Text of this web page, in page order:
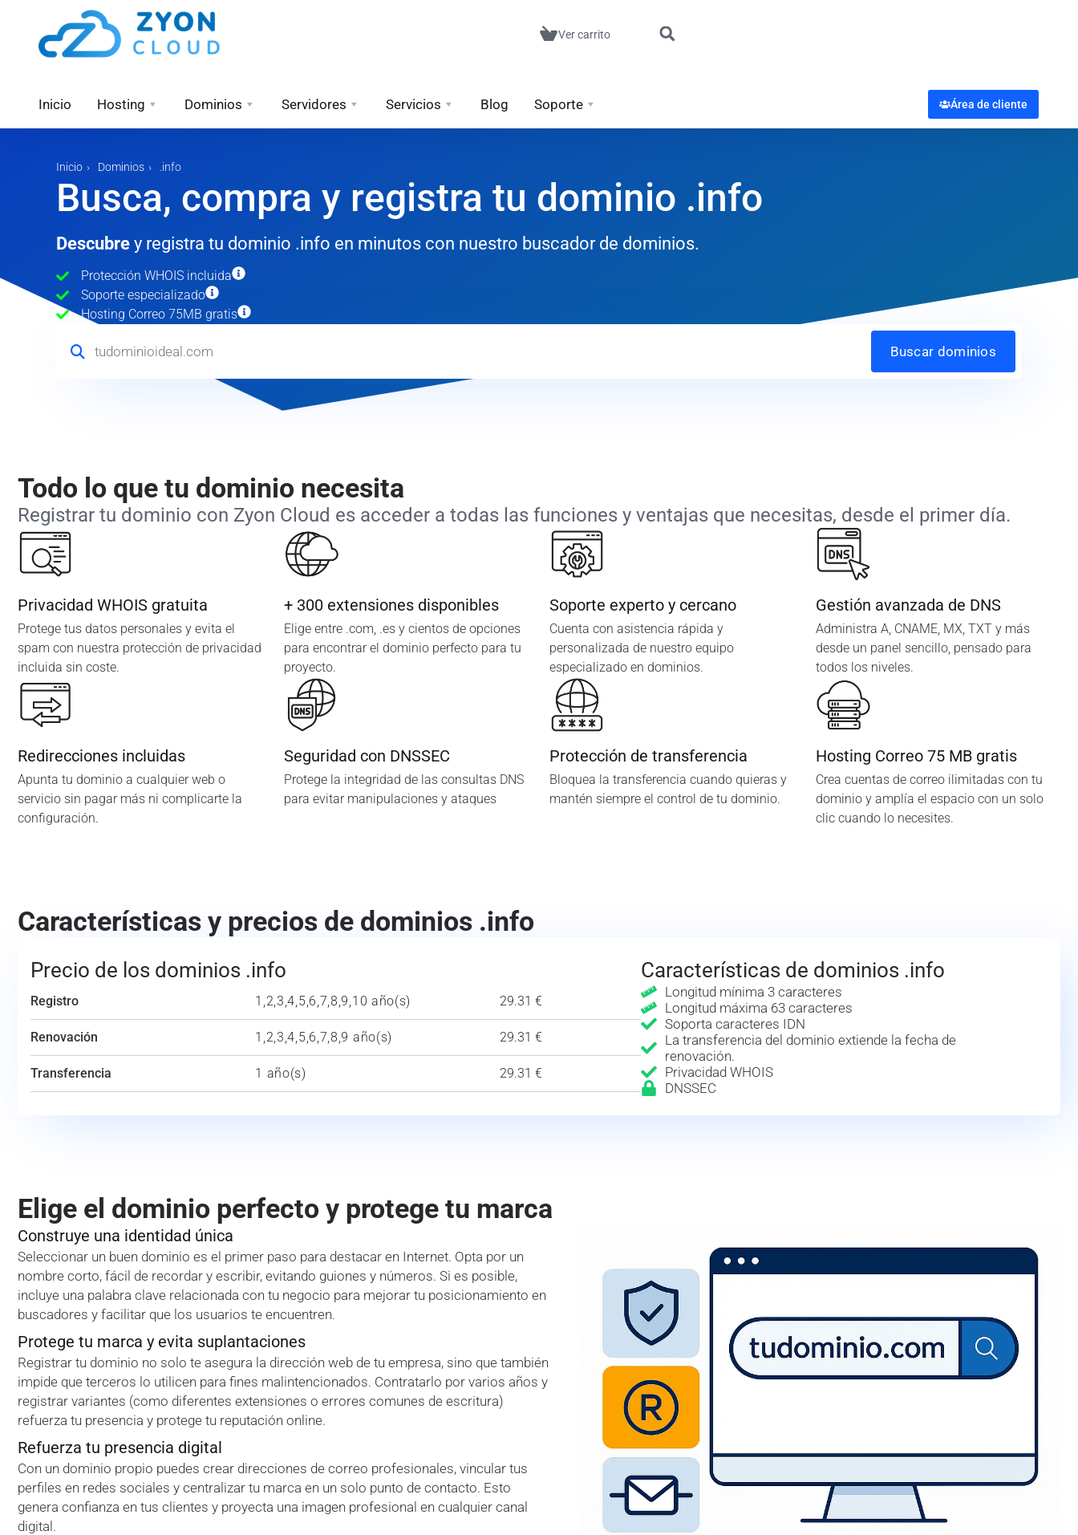
Ver carrito
Inicio Hosting Dominios Servidores Servicios Blog Soporte Área de cliente
Inicio Dominios .info
Busca, compra y registra tu dominio .info
Descubre y registra tu dominio .info en minutos con nuestro buscador de dominios.
Protección WHOIS incluida
Soporte especializado
Hosting Correo 75MB gratis
Buscar dominios
Todo lo que tu dominio necesita
Registrar tu dominio con Zyon Cloud es acceder a todas las funciones y ventajas que necesitas, desde el primer día.
Privacidad WHOIS gratuita
Protege tus datos personales y evita el
spam con nuestra protección de privacidad
incluida sin coste.
+ 300 extensiones disponibles
Elige entre .com, .es y cientos de opciones
para encontrar el dominio perfecto para tu
proyecto.
Soporte experto y cercano
Cuenta con asistencia rápida y
personalizada de nuestro equipo
especializado en dominios.
Gestión avanzada de DNS
Administra A, CNAME, MX, TXT y más
desde un panel sencillo, pensado para
todos los niveles.
Redirecciones incluidas
Apunta tu dominio a cualquier web o
servicio sin pagar más ni complicarte la
configuración.
Seguridad con DNSSEC
Protege la integridad de las consultas DNS
para evitar manipulaciones y ataques
Protección de transferencia
Bloquea la transferencia cuando quieras y
mantén siempre el control de tu dominio.
Hosting Correo 75 MB gratis
Crea cuentas de correo ilimitadas con tu
dominio y amplía el espacio con un solo
clic cuando lo necesites.
Características y precios de dominios .info
Precio de los dominios .info
Registro 1,2,3,4,5,6,7,8,9,10 año(s) 29.31 €
Renovación 1,2,3,4,5,6,7,8,9 año(s) 29.31 €
Transferencia 1 año(s) 29.31 €
Características de dominios .info
Longitud mínima 3 caracteres
Longitud máxima 63 caracteres
Soporta caracteres IDN
La transferencia del dominio extiende la fecha de
renovación.
Privacidad WHOIS
DNSSEC
Elige el dominio perfecto y protege tu marca
Construye una identidad única
Seleccionar un buen dominio es el primer paso para destacar en Internet. Opta por un
nombre corto, fácil de recordar y escribir, evitando guiones y números. Si es posible,
incluye una palabra clave relacionada con tu negocio para mejorar tu posicionamiento en
buscadores y facilitar que los usuarios te encuentren.
Protege tu marca y evita suplantaciones
Registrar tu dominio no solo te asegura la dirección web de tu empresa, sino que también
impide que terceros lo utilicen para fines malintencionados. Contratarlo por varios años y
registrar variantes (como diferentes extensiones o errores comunes de escritura)
refuerza tu presencia y protege tu reputación online.
Refuerza tu presencia digital
Con un dominio propio puedes crear direcciones de correo profesionales, vincular tus
perfiles en redes sociales y centralizar tu marca en un solo punto de contacto. Esto
genera confianza en tus clientes y proyecta una imagen profesional en cualquier canal
digital.